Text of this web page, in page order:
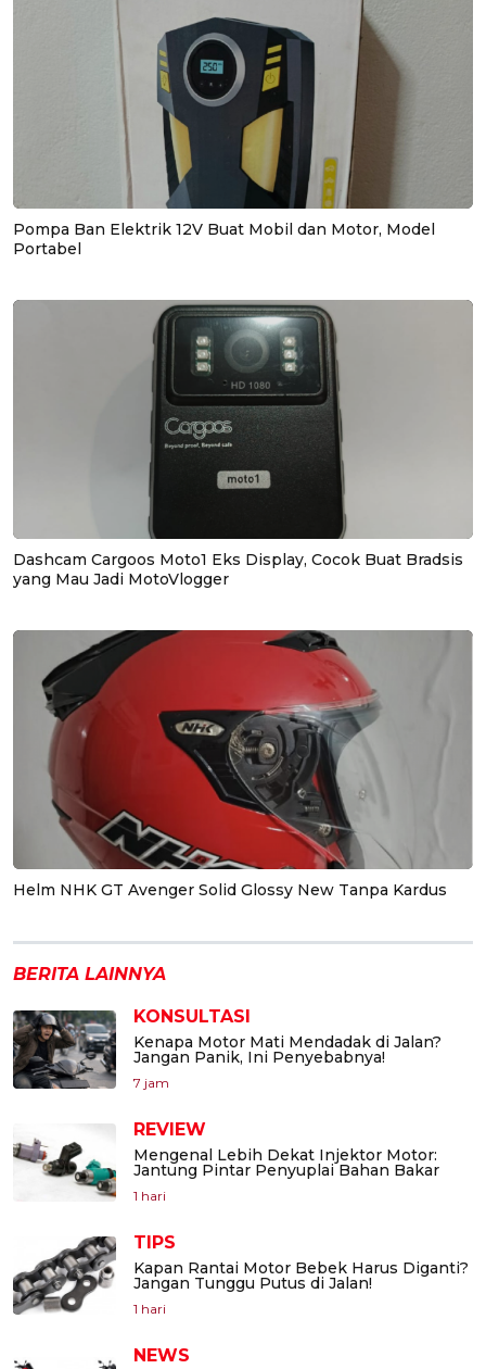
Pompa Ban Elektrik 12V Buat Mobil dan Motor, Model
Portabel
Dashcam Cargoos Moto1 Eks Display, Cocok Buat Bradsis
yang Mau Jadi MotoVlogger
Helm NHK GT Avenger Solid Glossy New Tanpa Kardus
BERITA LAINNYA
KONSULTASI
Kenapa Motor Mati Mendadak di Jalan?
Jangan Panik, Ini Penyebabnya!
7 jam
REVIEW
Mengenal Lebih Dekat Injektor Motor:
Jantung Pintar Penyuplai Bahan Bakar
1 hari
TIPS
Kapan Rantai Motor Bebek Harus Diganti?
Jangan Tunggu Putus di Jalan!
1 hari
NEWS